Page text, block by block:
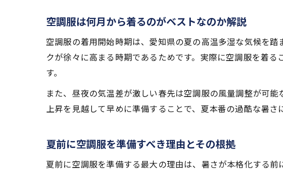
空調服は何月から着るのがベストなのか解説
空調服の着用開始時期は、愛知県の夏の高温多湿な気候を
クが徐々に高まる時期であるためです。実際に空調服を着
す。
また、昼夜の気温差が激しい春先は空調服の風量調整が可
上昇を見越して早めに準備することで、夏本番の過酷な暑さ
夏前に空調服を準備すべき理由とその根拠
夏前に空調服を準備する最大の理由は、暑さが本格化する